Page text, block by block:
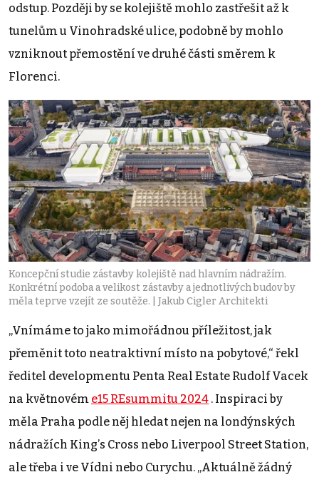
odstup. Později by se kolejiště mohlo zastřešit až k
tunelům u Vinohradské ulice, podobně by mohlo
vzniknout přemostění ve druhé části směrem k
Florenci.
Koncepční studie zástavby kolejiště nad hlavním nádražím.
Konkrétní podoba a velikost zástavby a jednotlivých budov by
měla teprve vzejít ze soutěže. | Jakub Cigler Architekti
„Vnímáme to jako mimořádnou příležitost, jak
přeměnit toto neatraktivní místo na pobytové,“ řekl
ředitel developmentu Penta Real Estate Rudolf Vacek
na květnovém e15 REsummitu 2024 . Inspiraci by
měla Praha podle něj hledat nejen na londýnských
nádražích Kingʼs Cross nebo Liverpool Street Station,
ale třeba i ve Vídni nebo Curychu. „Aktuálně žádný